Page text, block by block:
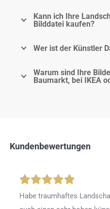
Kann ich Ihre
Bilddatei kaufen?
Wer ist der Künstler
Warum sind Ihre
Baumarkt, bei IKEA
Kundenbewertungen
Habe traumhaftes